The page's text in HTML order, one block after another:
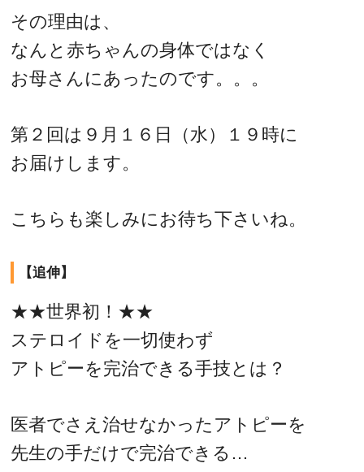
その理由は、
なんと赤ちゃんの身体ではなく
お母さんにあったのです。。。
第２回は９月１６日（水）１９時に
お届けします。
こちらも楽しみにお待ち下さいね。
【追伸】
★★世界初！★★
ステロイドを一切使わず
アトピーを完治できる手技とは？
医者でさえ治せなかったアトピーを
先生の手だけで完治できる…